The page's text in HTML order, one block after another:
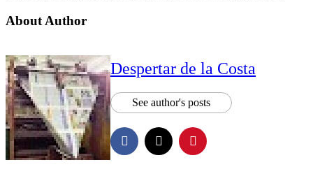
About Author
Despertar de la Costa
See author's posts